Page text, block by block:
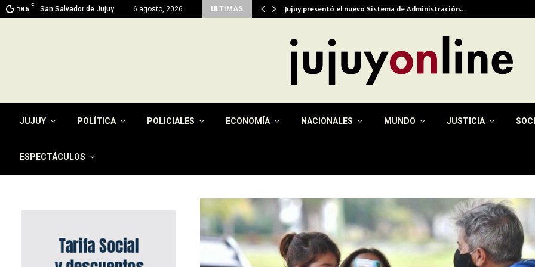
18.5
C
San Salvador de Jujuy 6 agosto, 2026 ULTIMAS
del pago de la tasa por… Jujuy presentó el nuevo Sistema de Administración…
JUJUY POLÍTICA POLICIALES ECONOMÍA NACIONALES MUNDO JUSTICIA
ESPECTÁCULOS